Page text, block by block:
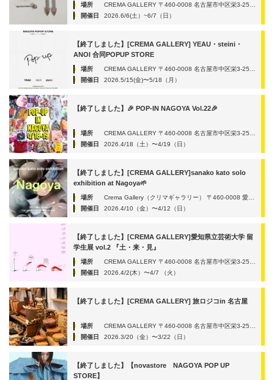
場所
開催日
2026.6/6(土）~6/7（日）
【終了しました】[CREMA GALLERY] YEAU・steini・
ANOI 合同POPUP STORE
場所
開催日
2026.5/15(金)〜5/18（月）
【終了しました】🎉 POP-IN NAGOYA Vol.22🎉
場所
開催日
2026.4/18（土）〜4/19（日）
【終了しました】[CREMA GALLERY]sanako kato solo
exhibition at Nagoya🌱
場所
開催日
2026.4/10（金）〜4/12（日）
【終了しました】[CREMA GALLERY]愛知県立芸術大学 留
学生展 vol.2 『土・来・見』
場所
開催日
2026.4/2(木）〜4/7 （火）
【終了しました】[CREMA GALLERY] 旅ロジコin 名古屋
場所
開催日
2026.3/20（金）〜3/22（日）
【終了しました】【novastore NAGOYA POP UP
STORE】